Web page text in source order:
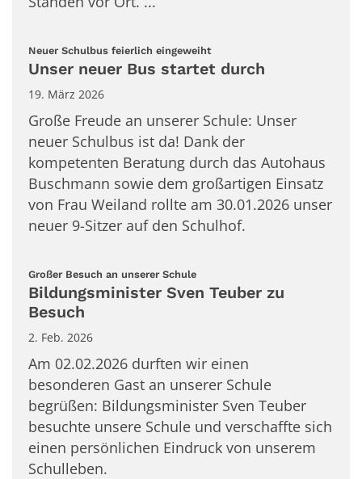
Neuer Schulbus feierlich eingeweiht:
Unser neuer Bus startet durch
19. März 2026
Große Freude an unserer Schule: Unser
neuer Schulbus ist da! Dank der
kompetenten Beratung durch das Autohaus
Buschmann sowie dem großartigen Einsatz
von Frau Weiland rollte am 30.01.2026 unser
neuer 9-Sitzer auf den Schulhof.
Großer Besuch an unserer Schule:
Bildungsminister Sven Teuber zu
Besuch
2. Feb. 2026
Am 02.02.2026 durften wir einen
besonderen Gast an unserer Schule
begrüßen: Bildungsminister Sven Teuber
besuchte unsere Schule und verschaffte sich
einen persönlichen Eindruck von unserem
Schulleben.